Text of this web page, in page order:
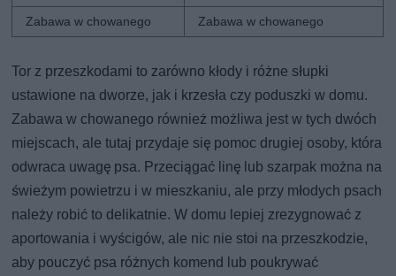
Zabawa w chowanego Zabawa w chowanego
Tor z przeszkodami to zarówno kłody i różne słupki
ustawione na dworze, jak i krzesła czy poduszki w domu.
Zabawa w chowanego również możliwa jest w tych dwóch
miejscach, ale tutaj przydaje się pomoc drugiej osoby, która
odwraca uwagę psa. Przeciągać linę lub szarpak można na
świeżym powietrzu i w mieszkaniu, ale przy młodych psach
należy robić to delikatnie. W domu lepiej zrezygnować z
aportowania i wyścigów, ale nic nie stoi na przeszkodzie,
aby pouczyć psa różnych komend lub poukrywać